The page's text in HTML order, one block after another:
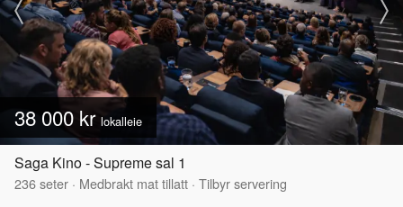
38 000 kr lokalleie
Saga Kino - Supreme sal 1
236seter · Medbrakt mat tillatt · Tilbyr servering